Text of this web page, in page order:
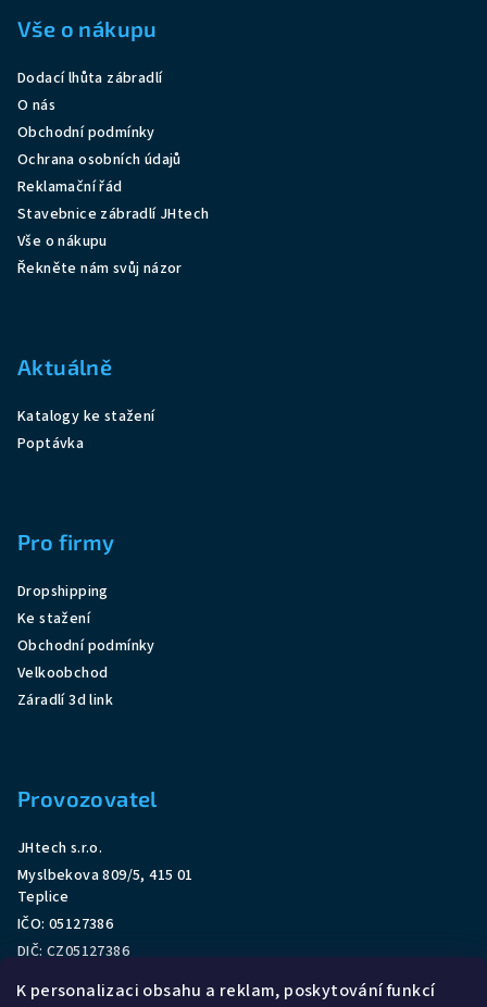
K personalizaci obsahu a reklam, poskytování funkcí
Vše o nákupu
Dodací lhůta zábradlí
O nás
Obchodní podmínky
Ochrana osobních údajů
Reklamační řád
Stavebnice zábradlí JHtech
Vše o nákupu
Řekněte nám svůj názor
Aktuálně
Katalogy ke stažení
Poptávka
Pro firmy
Dropshipping
Ke stažení
Obchodní podmínky
Velkoobchod
Záradlí 3d link
Provozovatel
JHtech s.r.o.
Myslbekova 809/5, 415 01
Teplice
IČO: 05127386
DIČ: CZ05127386